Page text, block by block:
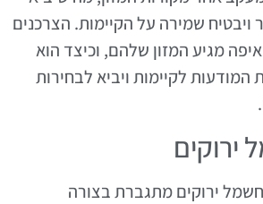
ויבטיח שמירה על הקיימות. הצרכנים
מגיע המזון שלהם, וכיצד הוא
המודעות לקיימות ויביא לבחירות
ירוקים
ירוקים מתגברת בצורה